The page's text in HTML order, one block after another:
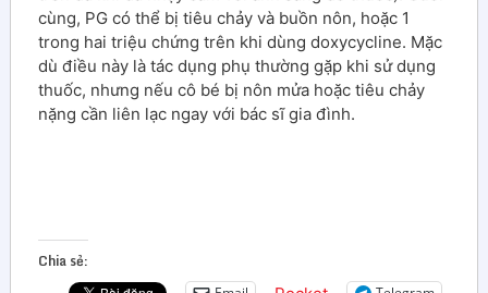
cùng, PG có thể bị tiêu chảy và buồn nôn, hoặc 1
trong hai triệu chứng trên khi dùng doxycycline. Mặc
dù điều này là tác dụng phụ thường gặp khi sử dụng
thuốc, nhưng nếu cô bé bị nôn mửa hoặc tiêu chảy
nặng cần liên lạc ngay với bác sĩ gia đình.
Chia sẻ: